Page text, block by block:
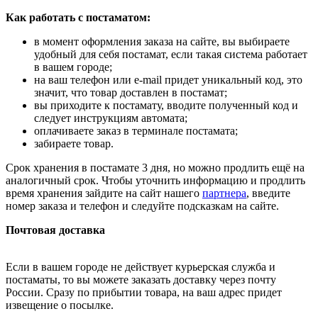
Как работать с постаматом:
в момент оформления заказа на сайте, вы выбираете
удобный для себя постамат, если такая система работает
в вашем городе;
на ваш телефон или e-mail придет уникальный код, это
значит, что товар доставлен в постамат;
вы приходите к постамату, вводите полученный код и
следует инструкциям автомата;
оплачиваете заказ в терминале постамата;
забираете товар.
Срок хранения в постамате 3 дня, но можно продлить ещё на
аналогичный срок. Чтобы уточнить информацию и продлить
время хранения зайдите на сайт нашего партнера, введите
номер заказа и телефон и следуйте подсказкам на сайте.
Почтовая доставка
Если в вашем городе не действует курьерская служба и
постаматы, то вы можете заказать доставку через почту
России. Сразу по прибытии товара, на ваш адрес придет
извещение о посылке.